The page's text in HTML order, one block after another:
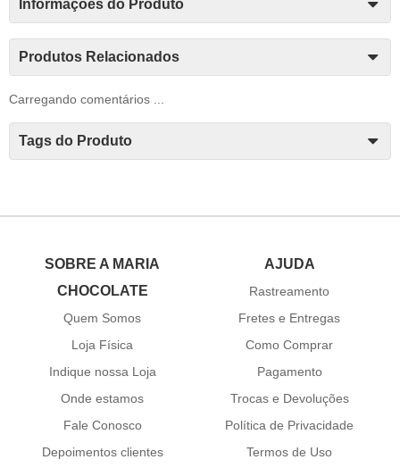
Informações do Produto
Produtos Relacionados
Carregando comentários ...
Tags do Produto
SOBRE A MARIA
CHOCOLATE
Quem Somos
Loja Física
Indique nossa Loja
Onde estamos
Fale Conosco
Depoimentos clientes
AJUDA
Rastreamento
Fretes e Entregas
Como Comprar
Pagamento
Trocas e Devoluções
Política de Privacidade
Termos de Uso